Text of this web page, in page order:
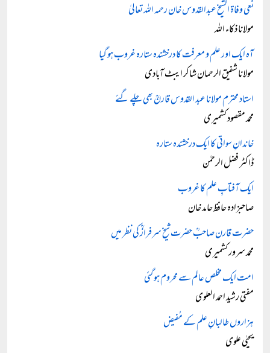
نعی وفاۃ الشیخ عبدالقدوس خان رحمہ اللہ تعالیٰ
مولانا ذکاء اللہ
آہ ایک اور علم و معرفت کا درخشندہ ستارہ غروب ہو گیا
مولانا شفیق الرحمان شاکر ایبٹ آبادی
استاد محترم مولانا عبد القدوس قارنؒ بھی چلے گئے
محمد مقصود کشمیری
خاندانِ سواتی کا ایک درخشندہ ستارہ
ڈاکٹر فضل الرحمٰن
ایک آفتابِ علم کا غروب
صاحبزادہ حافظ حامد خان
حضرت قارن صاحبؒ حضرت شیخ سرفرازؒ کی نظر میں
محمد سرور کشمیری
امت ایک مخلص عالم سے محروم ہو گئی
مفتی رشید احمد العلوی
ہزاروں طالبانِ علم کے مُفیض
یحیٰی علوی